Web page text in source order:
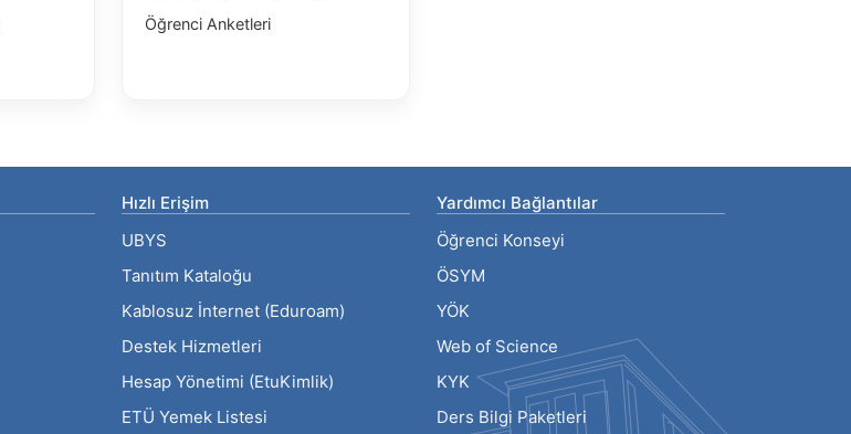
Öğrenci Anketleri
Hızlı Erişim
UBYS
Tanıtım Kataloğu
Kablosuz İnternet (Eduroam)
Destek Hizmetleri
Hesap Yönetimi (EtuKimlik)
ETÜ Yemek Listesi
Yardımcı Bağlantılar
Öğrenci Konseyi
ÖSYM
YÖK
Web of Science
KYK
Ders Bilgi Paketleri